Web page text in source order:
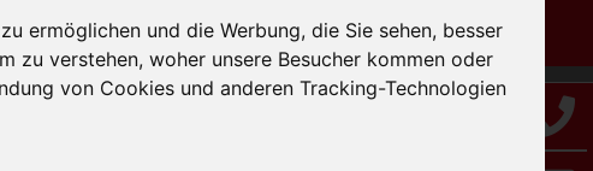
ermöglichen und die Werbung, die Sie sehen, besser
zu verstehen, woher unsere Besucher kommen oder
von Cookies und anderen Tracking-Technologien